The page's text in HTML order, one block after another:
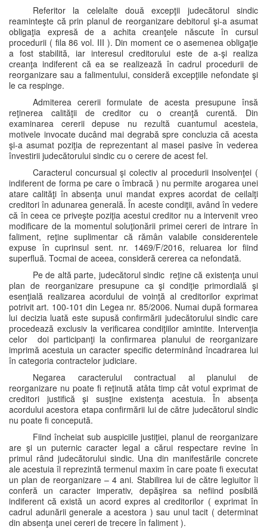
Referitor la celelalte două excepţii judecătorul sindic
reaminteşte că prin planul de reorganizare debitorul şi-a asumat
obligaţia expresă de a achita creanţele născute în cursul
procedurii ( fila 86 vol. III ). Din moment ce o asemenea obligaţie
a fost stabilită, iar interesul creditorului este de a-şi realiza
creanţa indiferent că ea se realizează în cadrul procedurii de
reorganizare sau a falimentului, consideră excepţiile nefondate şi
le ca respinge.
Admiterea cererii formulate de acesta presupune însă
reţinerea calităţii de creditor cu o creanţă curentă. Din
examinarea cererii depuse nu rezultă cuantumul acesteia,
motivele invocate ducând mai degrabă spre concluzia că acesta
şi-a asumat poziţia de reprezentant al masei pasive în vederea
învestirii judecătorului sindic cu o cerere de acest fel.
Caracterul concursual şi colectiv al procedurii insolvenţei (
indiferent de forma pe care o îmbracă ) nu permite arogarea unei
atare calităţi în absenţa unui mandat expres acordat de ceilalţi
creditori în adunarea generală. În aceste condiţii, având în vedere
că în ceea ce priveşte poziţia acestui creditor nu a intervenit vreo
modificare de la momentul soluţionării primei cereri de intrare în
faliment, reţine suplimentar că rămân valabile considerentele
expuse în cuprinsul sent. nr. 1469/F/2016, reluarea lor fiind
superfluă. Tocmai de aceea, consideră cererea ca nefondată.
Pe de altă parte, judecătorul sindic reţine că existenţa unui
plan de reorganizare presupune ca şi condiţie primordială şi
esenţială realizarea acordului de voinţă al creditorilor exprimat
potrivit art. 100-101 din Legea nr. 85/2006. Numai după formarea
lui decizia luată este supusă confirmării judecătorului sindic care
procedează exclusiv la verificarea condiţiilor amintite. Intervenţia
celor doi participanţi la confirmarea planului de reorganizare
imprimă acestuia un caracter specific determinând încadrarea lui
în categoria contractelor judiciare.
Negarea caracterului contractual al planului de
reorganizare nu poate fi reţinută atâta timp cât votul exprimat de
creditori justifică şi susţine existenţa acestuia. În absenţa
acordului acestora etapa confirmării lui de către judecătorul sindic
nu poate fi concepută.
Fiind încheiat sub auspiciile justiţiei, planul de reorganizare
are şi un puternic caracter legal a cărui respectare revine în
primul rând judecătorului sindic. Una din manifestările concrete
ale acestuia îl reprezintă termenul maxim în care poate fi executat
un plan de reorganizare – 4 ani. Stabilirea lui de către legiuitor îi
conferă un caracter imperativ, depăşirea sa nefiind posibilă
indiferent că există un acord expres al creditorilor ( exprimat în
cadrul adunării generale a acestora ) sau unul tacit ( determinat
din absenţa unei cereri de trecere în faliment ).